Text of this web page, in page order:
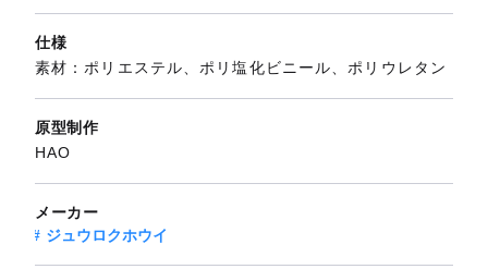
仕様
素材：ポリエステル、ポリ塩化ビニール、ポリウレタン
原型制作
HAO
メーカー
ジュウロクホウイ